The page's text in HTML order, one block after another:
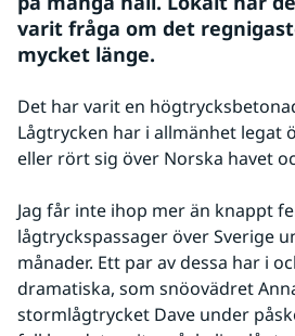
varit fråga om det
mycket länge.
Det har varit en
Lågtrycken har i allmänhet legat
eller rört sig över Norska havet
Jag får inte ihop mer än knappt
lågtryckspassager över Sverige
månader. Ett par av dessa har i
dramatiska, som snöovädret
stormlågtrycket Dave under